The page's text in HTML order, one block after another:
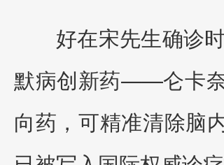
好在宋先生确诊
默病创新药——仑卡奈
向药，可精准清除脑